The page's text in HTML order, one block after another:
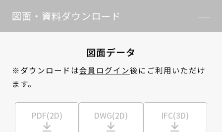
図面・資料ダウンロード
図面データ
※ダウンロードは会員ログイン後にご利用いただけ
ます。
PDF(2D) DWG(2D) IFC(3D)